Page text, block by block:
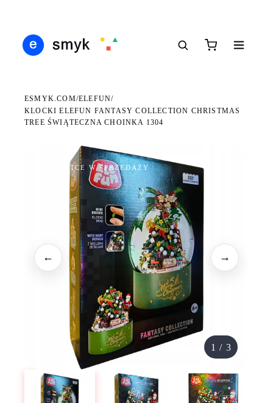
ESMYK.COM/ELEFUN/
KLOCKI ELEFUN FANTASY COLLECTION CHRISTMAS
TREE ŚWIĄTECZNA CHOINKA 1304
WKRÓTCE W SPRZEDAŻY
← →
1 / 3